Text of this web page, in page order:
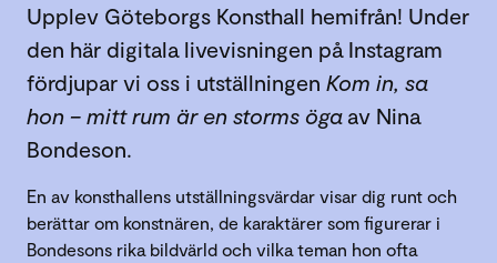
Upplev Göteborgs Konsthall hemifrån! Under
den här digitala livevisningen på Instagram
fördjupar vi oss i utställningen Kom in, sa
hon – mitt rum är en storms ögaav Nina
Bondeson.
En av konsthallens utställningsvärdar visar dig runt och
berättar om konstnären, de karaktärer som figurerar i
Bondesons rika bildvärld och vilka teman hon ofta